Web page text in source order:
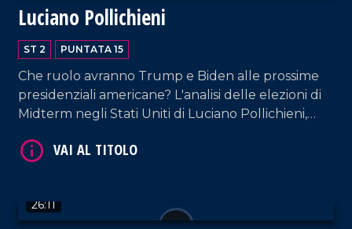
Luciano Pollichieni
ST 2 PUNTATA 15
Che ruolo avranno Trump e Biden alle prossime
presidenziali americane? L'analisi delle elezioni di
Midterm negli Stati Uniti di Luciano Pollichieni,
26:11